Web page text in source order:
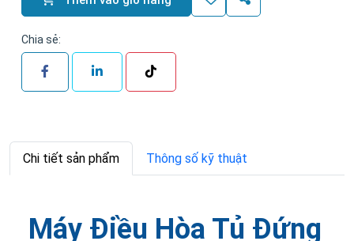
Chia sẻ:
Chi tiết sản phẩm Thông số kỹ thuật
Máy Điều Hòa Tủ Đứng